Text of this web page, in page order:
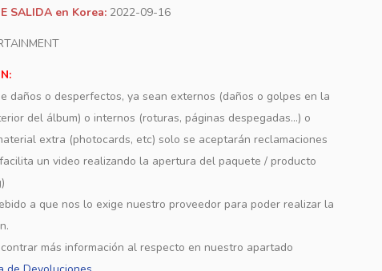
SALIDA en Korea: 2022-09-16
daños o desperfectos, ya sean externos (daños o golpes en la
del álbum) o internos (roturas, páginas despegadas...) o
extra (photocards, etc) solo se aceptarán reclamaciones
un video realizando la apertura del paquete / producto
a que nos lo exige nuestro proveedor para poder realizar la
más información al respecto en nuestro apartado